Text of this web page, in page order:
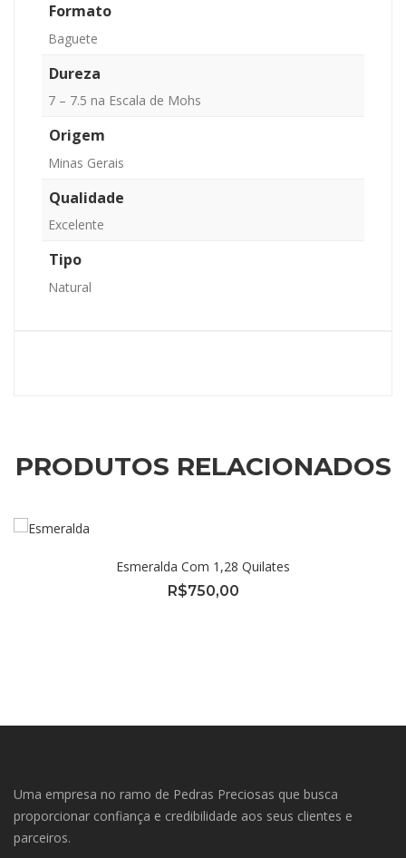
Formato
Baguete
Dureza
7 – 7.5 na Escala de Mohs
Origem
Minas Gerais
Qualidade
Excelente
Tipo
Natural
PRODUTOS RELACIONADOS
Esmeralda Com 1,28 Quilates
R$750,00
Uma empresa no ramo de Pedras Preciosas que busca
proporcionar confiança e credibilidade aos seus clientes e
parceiros.